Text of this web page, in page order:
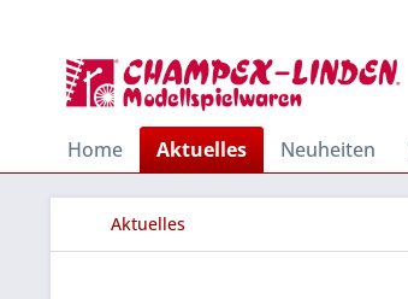
Home Aktuelles Neuheiten
Aktuelles